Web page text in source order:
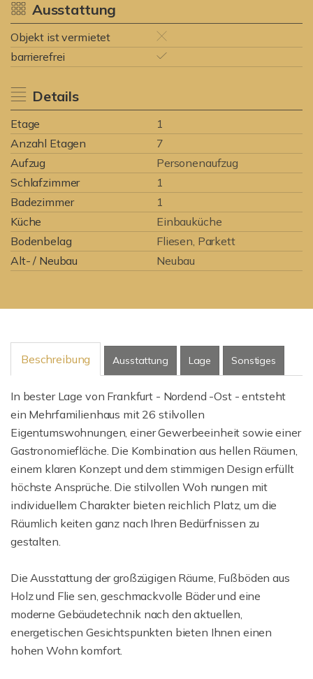
Ausstattung
Objekt ist vermietet
barrierefrei
Details
Etage
1
Anzahl Etagen
7
Aufzug
Personenaufzug
Schlafzimmer
1
Badezimmer
1
Küche
Einbauküche
Bodenbelag
Fliesen, Parkett
Alt- / Neubau
Neubau
Beschreibung Ausstattung Lage Sonstiges
In bester Lage von Frankfurt - Nordend -Ost - entsteht
ein Mehrfamilienhaus mit 26 stilvollen
Eigentumswohnungen, einer Gewerbeeinheit sowie einer
Gastronomiefläche. Die Kombination aus hellen Räumen,
einem klaren Konzept und dem stimmigen Design erfüllt
höchste Ansprüche. Die stilvollen Woh nungen mit
individuellem Charakter bieten reichlich Platz, um die
Räumlich keiten ganz nach Ihren Bedürfnissen zu
gestalten.
Die Ausstattung der großzügigen Räume, Fußböden aus
Holz und Flie sen, geschmackvolle Bäder und eine
moderne Gebäudetechnik nach den aktuellen,
energetischen Gesichtspunkten bieten Ihnen einen
hohen Wohn komfort.